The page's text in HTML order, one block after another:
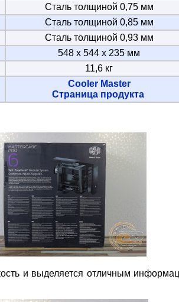
Сталь толщиной 0,75 мм
Сталь толщиной 0,85 мм
Сталь толщиной 0,93 мм
548 x 544 x 235 мм
11,6 кг
Cooler Master
Страница продукта
и выделяется отличным